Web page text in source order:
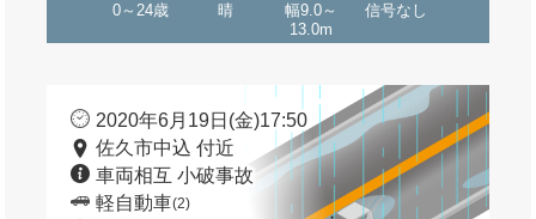
0～24歳 晴
幅9.0～
13.0m
信号なし
2020年6月19日(金)17:50
佐久市中込 付近
車両相互 小破事故
軽自動車(2)